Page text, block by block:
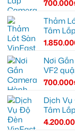
700.000
Thảm
Tâm
Nơi
VF2
700.000
Dịch
Tâm